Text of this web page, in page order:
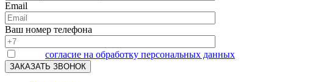
Email
Ваш номер телефона
согласие на обработку персональных данных